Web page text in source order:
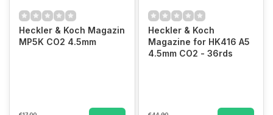
Heckler & Koch Magazin
MP5K CO2 4.5mm
Heckler & Koch
Magazine for HK416 A5
4.5mm CO2 - 36rds